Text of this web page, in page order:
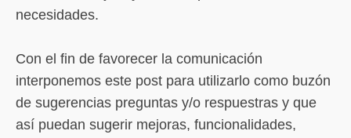
necesidades.
Con el fin de favorecer la comunicación
interponemos este post para utilizarlo como buzón
de sugerencias preguntas y/o respuestras y que
así puedan sugerir mejoras, funcionalidades,